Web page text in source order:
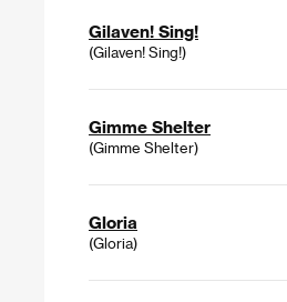
Gilaven! Sing!
(Gilaven! Sing!)
Gimme Shelter
(Gimme Shelter)
Gloria
(Gloria)